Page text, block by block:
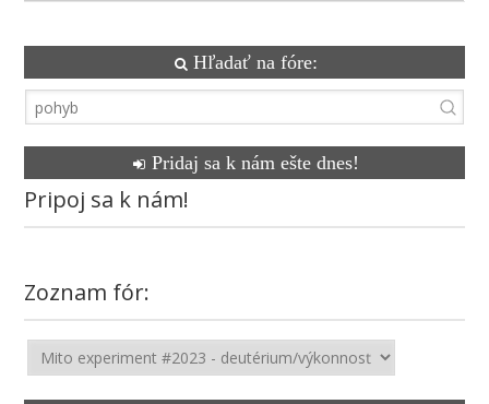
Hľadať na fóre:
Pridaj sa k nám ešte dnes!
Pripoj sa k nám!
Zoznam fór: